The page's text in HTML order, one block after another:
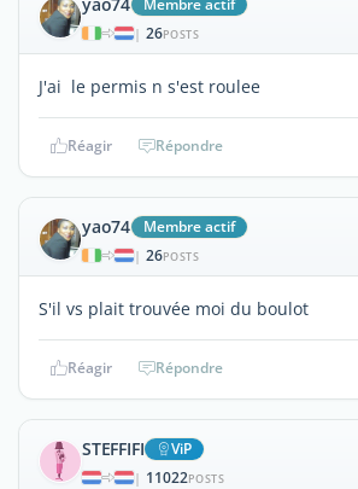
| 26POSTS
J'ai le permis n s'est roulee
Réagir Répondre
yao74 Membre actif
| 26POSTS
S'il vs plait trouvée moi du boulot
Réagir Répondre
STEFFIFI ViP
| 11022POSTS